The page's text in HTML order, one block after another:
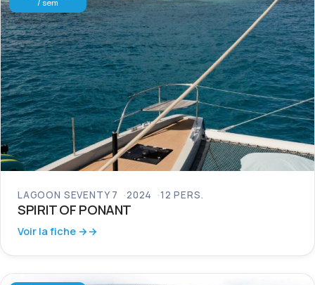
/ sem
LAGOON SEVENTY 7 2024 12 PERS.
SPIRIT OF PONANT
Voir la fiche →